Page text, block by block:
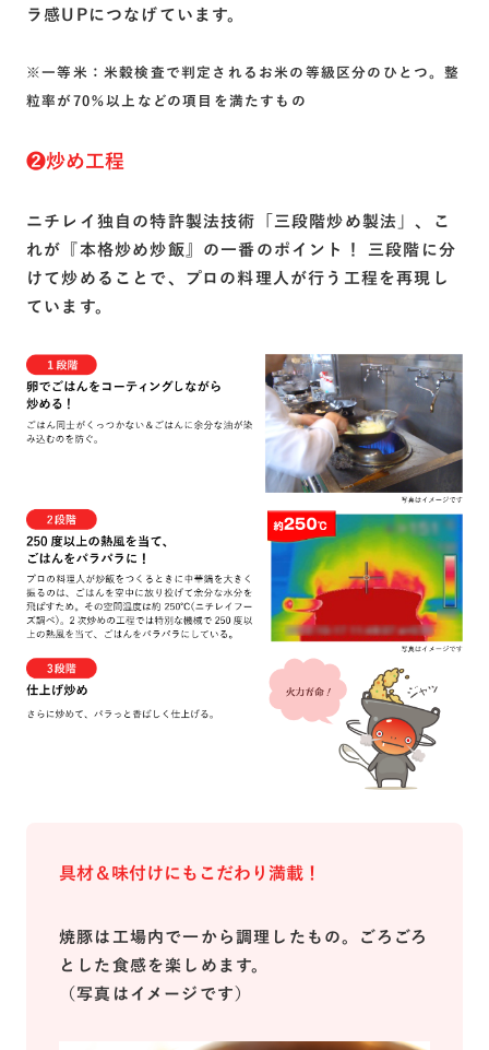
ラ感UPにつなげています。
※一等米：米穀検査で判定されるお米の等級区分のひとつ。整
粒率が70％以上などの項目を満たすもの
❷炒め工程
ニチレイ独自の特許製法技術「三段階炒め製法」、こ
れが『本格炒め炒飯』の一番のポイント！ 三段階に分
けて炒めることで、プロの料理人が行う工程を再現し
ています。
具材＆味付けにもこだわり満載！
焼豚は工場内で一から調理したもの。ごろごろ
とした食感を楽しめます。
（写真はイメージです）